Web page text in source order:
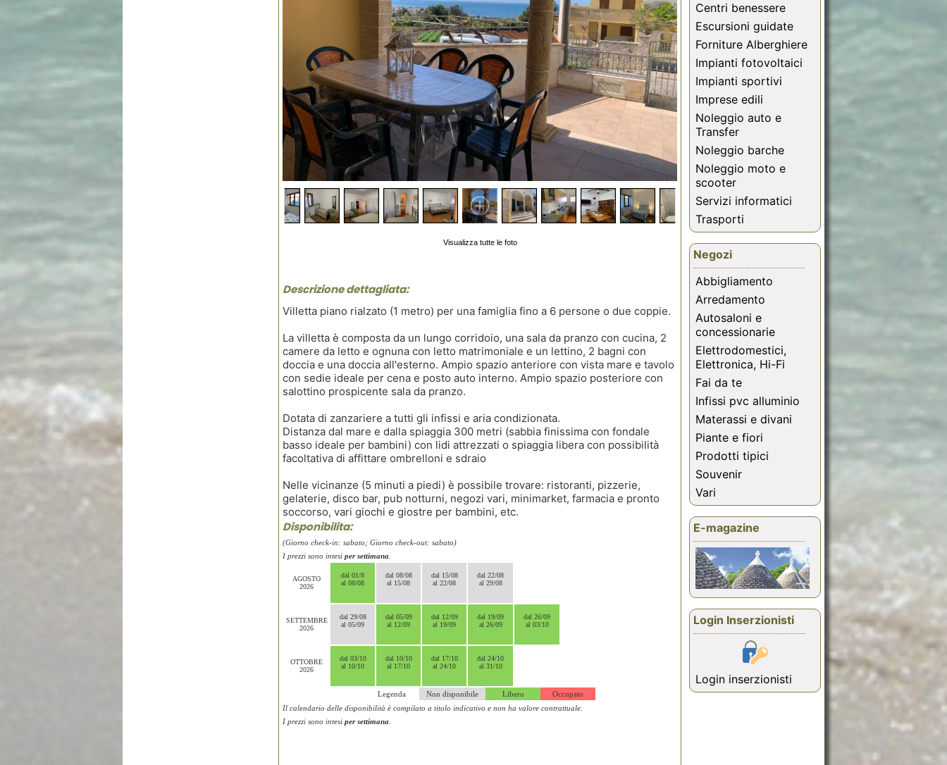
Visualizza tutte le foto
Descrizione dettagliata:
Villetta piano rialzato (1 metro) per una famiglia fino a 6 persone o due coppie.
La villetta è composta da un lungo corridoio, una sala da pranzo con cucina, 2
camere da letto e ognuna con letto matrimoniale e un lettino, 2 bagni con
doccia e una doccia all'esterno. Ampio spazio anteriore con vista mare e tavolo
con sedie ideale per cena e posto auto interno. Ampio spazio posteriore con
salottino prospicente sala da pranzo.
Dotata di zanzariere a tutti gli infissi e aria condizionata.
Distanza dal mare e dalla spiaggia 300 metri (sabbia finissima con fondale
basso ideale per bambini) con lidi attrezzati o spiaggia libera con possibilità
facoltativa di affittare ombrelloni e sdraio
Nelle vicinanze (5 minuti a piedi) è possibile trovare: ristoranti, pizzerie,
gelaterie, disco bar, pub notturni, negozi vari, minimarket, farmacia e pronto
soccorso, vari giochi e giostre per bambini, etc.
Disponibilita:
(Giorno check-in: sabato; Giorno check-out: sabato)
I prezzi sono intesi per settimana.
AGOSTO
2026
dal 01/8
al 08/08
dal 08/08
al 15/08
dal 15/08
al 22/08
dal 22/08
al 29/08
SETTEMBRE
2026
dal 29/08
al 05/09
dal 05/09
al 12/09
dal 12/09
al 19/09
dal 19/09
al 26/09
dal 26/09
al 03/10
OTTOBRE
2026
dal 03/10
al 10/10
dal 10/10
al 17/10
dal 17/10
al 24/10
dal 24/10
al 31/10
Legenda Non disponibile Libero
Occupato
Il calendario delle disponibilità è compilato a titolo indicativo e non ha valore contrattuale.
I prezzi sono intesi per settimana.
Centri benessere
Escursioni guidate
Forniture Alberghiere
Impianti fotovoltaici
Impianti sportivi
Imprese edili
Noleggio auto e
Transfer
Noleggio barche
Noleggio moto e
scooter
Servizi informatici
Trasporti
Negozi
Abbigliamento
Arredamento
Autosaloni e
concessionarie
Elettrodomestici,
Elettronica, Hi-Fi
Fai da te
Infissi pvc alluminio
Materassi e divani
Piante e fiori
Prodotti tipici
Souvenir
Vari
E-magazine
Login Inserzionisti
Login inserzionisti